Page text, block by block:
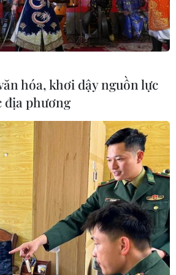
05/08/2026 22:59
đổi vị
trận
Đâm dao ở trung tâm
London, một nữ nghi
phạm bị bắt giữ
05/08/2026 15:07
hóa, khơi dậy nguồn lực
địa phương